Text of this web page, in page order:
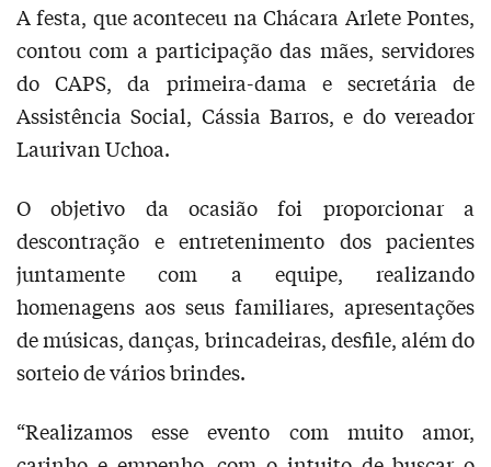
A festa, que aconteceu na Chácara Arlete Pontes,
contou com a participação das mães, servidores
do CAPS, da primeira-dama e secretária de
Assistência Social, Cássia Barros, e do vereador
Laurivan Uchoa.
O objetivo da ocasião foi proporcionar a
descontração e entretenimento dos pacientes
juntamente com a equipe, realizando
homenagens aos seus familiares, apresentações
de músicas, danças, brincadeiras, desfile, além do
sorteio de vários brindes.
“Realizamos esse evento com muito amor,